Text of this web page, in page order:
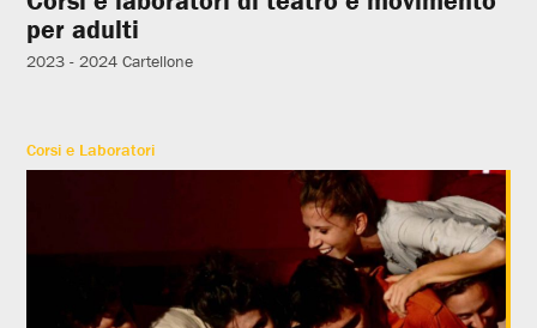
per adulti
2023 - 2024 Cartellone
Corsi e Laboratori